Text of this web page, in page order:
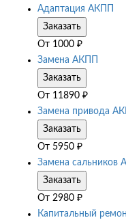
Адаптация АКПП
Заказать
От 1000 ₽
Замена АКПП
Заказать
От 11890 ₽
Замена привода
Заказать
От 5950 ₽
Замена сальников
Заказать
От 2980 ₽
Капитальный